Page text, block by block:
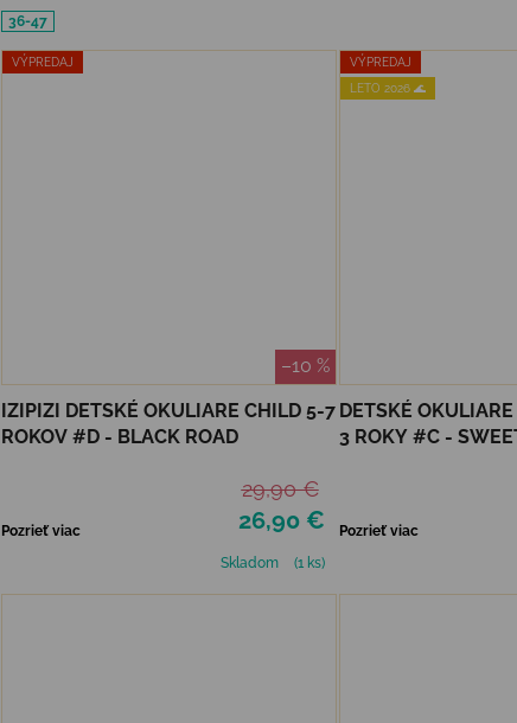
36-47
VÝPREDAJ
–10 %
IZIPIZI DETSKÉ OKULIARE CHILD 5-7
ROKOV #D - BLACK ROAD
26,90 €
29,90 €
Pozrieť viac
Skladom
(1 ks)
VÝPREDAJ
LETO 2026 🌊
DETSKÉ
3 ROKY #C -
Pozrieť viac